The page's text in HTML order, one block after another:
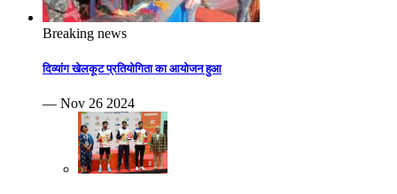
Breaking news
दिव्यांग खेलकूट प्रतियोगिता का आयोजन हुआ
— Nov 26 2024